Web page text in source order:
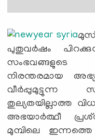
പുതുവര്‍ഷം
സംഭവങ്ങളുടെ
നിരന്തരമായ
വീര്‍പ്പുമുട്ടുന്ന
തുല്യതയില്ലാത്ത
അഭയാര്‍ത്ഥീ
മുമ്പിലെ ഇന്നത്തെ